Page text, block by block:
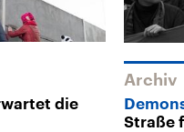
die
Archiv
Straße